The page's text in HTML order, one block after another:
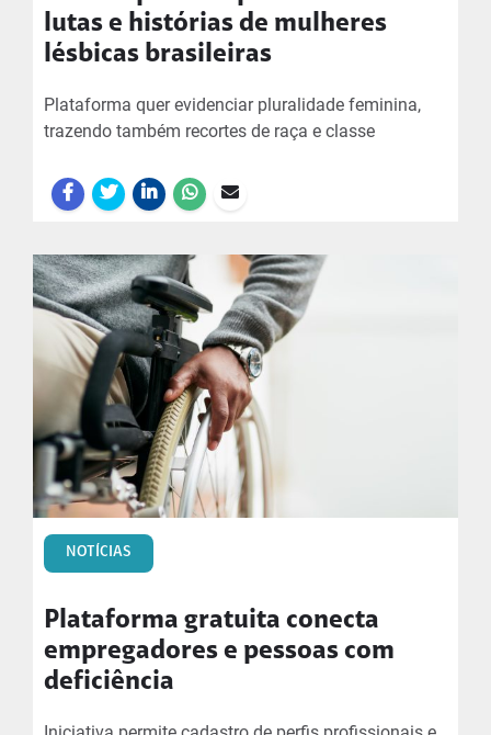
lutas e histórias de mulheres
lésbicas brasileiras
Plataforma quer evidenciar pluralidade feminina,
trazendo também recortes de raça e classe
NOTÍCIAS
Plataforma gratuita conecta
empregadores e pessoas com
deficiência